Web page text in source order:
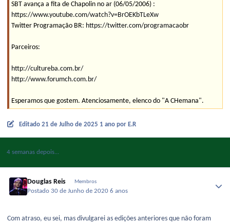
SBT avança a fita de Chapolin no ar (06/05/2006) :
https://www.youtube.com/watch?v=BrOEKbTLeXw
Twitter Programação BR: https://twitter.com/programacaobr
Parceiros:
http://cultureba.com.br/
http://www.forumch.com.br/
Esperamos que gostem. Atenciosamente, elenco do "A CHemana".
Editado 21 de Julho de 2025 1 ano por E.R
4 semanas depois...
Douglas Reis Membros
Postado 30 de Junho de 20206 anos
Com atraso, eu sei, mas divulgarei as edições anteriores que não foram